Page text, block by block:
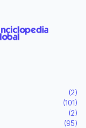
(2)
(101)
(2)
(95)